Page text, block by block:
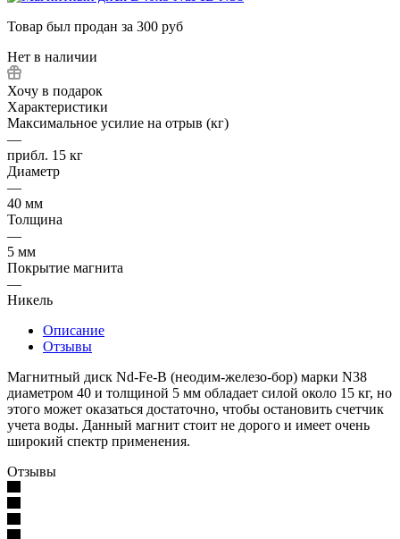
Товар был продан за 300 руб
Нет в наличии
Хочу в подарок
Характеристики
Максимальное усилие на отрыв (кг)
—
прибл. 15 кг
Диаметр
—
40 мм
Толщина
—
5 мм
Покрытие магнита
—
Никель
Описание
Отзывы
Магнитный диск Nd-Fe-B (неодим-железо-бор) марки N38
диаметром 40 и толщиной 5 мм обладает силой около 15 кг, но
этого может оказаться достаточно, чтобы остановить счетчик
учета воды. Данный магнит стоит не дорого и имеет очень
широкий спектр применения.
Отзывы